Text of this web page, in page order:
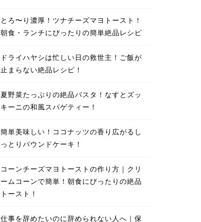
とろ〜り濃厚！ツナチーズマヨトースト！
朝食・ランチにぴったりの簡単絶品レシピ
ドライハヤシは忙しい日の救世主！ご飯が
止まらない絶品レシピ！
夏野菜たっぷりの絶品パスタ！なすとズッ
キーニの和風スパゲティー！
簡単美味しい！ココナッツの香り広がるし
っとりパウンドケーキ！
コーンチーズマヨトーストの作り方｜クリ
ームコーンで簡単！朝食にぴったりの絶品
トースト！
仕事を辞めたいのに辞められない人へ｜保